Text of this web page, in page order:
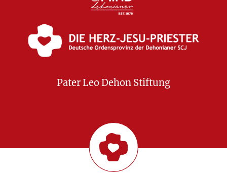
Pater Leo Dehon Stiftung